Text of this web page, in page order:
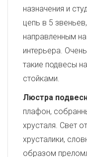
назначения и
цепь в 5
направленным
интерьера.
такие подвесы
стойками.
Люстра
плафон,
хрусталя. Свет
хрусталики,
образом